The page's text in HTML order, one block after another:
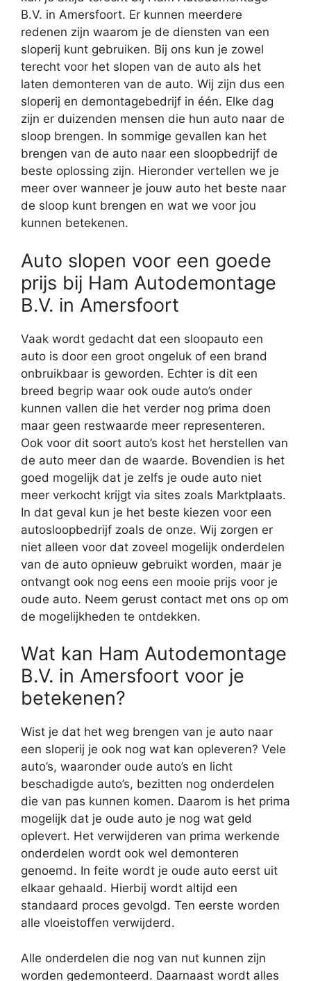
B.V. in Amersfoort. Er kunnen meerdere
redenen zijn waarom je de diensten van een
sloperij kunt gebruiken. Bij ons kun je zowel
terecht voor het slopen van de auto als het
laten demonteren van de auto. Wij zijn dus een
sloperij en demontagebedrijf in één. Elke dag
zijn er duizenden mensen die hun auto naar de
sloop brengen. In sommige gevallen kan het
brengen van de auto naar een sloopbedrijf de
beste oplossing zijn. Hieronder vertellen we je
meer over wanneer je jouw auto het beste naar
de sloop kunt brengen en wat we voor jou
kunnen betekenen.
Auto slopen voor een goede
prijs bij Ham Autodemontage
B.V. in Amersfoort
Vaak wordt gedacht dat een sloopauto een
auto is door een groot ongeluk of een brand
onbruikbaar is geworden. Echter is dit een
breed begrip waar ook oude auto’s onder
kunnen vallen die het verder nog prima doen
maar geen restwaarde meer representeren.
Ook voor dit soort auto’s kost het herstellen van
de auto meer dan de waarde. Bovendien is het
goed mogelijk dat je zelfs je oude auto niet
meer verkocht krijgt via sites zoals Marktplaats.
In dat geval kun je het beste kiezen voor een
autosloopbedrijf zoals de onze. Wij zorgen er
niet alleen voor dat zoveel mogelijk onderdelen
van de auto opnieuw gebruikt worden, maar je
ontvangt ook nog eens een mooie prijs voor je
oude auto. Neem gerust contact met ons op om
de mogelijkheden te ontdekken.
Wat kan Ham Autodemontage
B.V. in Amersfoort voor je
betekenen?
Wist je dat het weg brengen van je auto naar
een sloperij je ook nog wat kan opleveren? Vele
auto’s, waaronder oude auto’s en licht
beschadigde auto’s, bezitten nog onderdelen
die van pas kunnen komen. Daarom is het prima
mogelijk dat je oude auto je nog wat geld
oplevert. Het verwijderen van prima werkende
onderdelen wordt ook wel demonteren
genoemd. In feite wordt je oude auto eerst uit
elkaar gehaald. Hierbij wordt altijd een
standaard proces gevolgd. Ten eerste worden
alle vloeistoffen verwijderd.
Alle onderdelen die nog van nut kunnen zijn
worden gedemonteerd. Daarnaast wordt alles